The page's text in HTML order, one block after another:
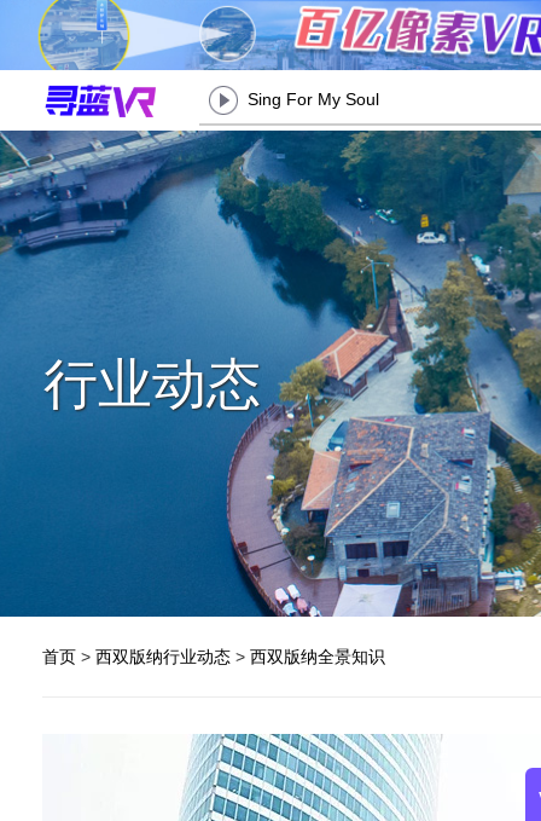
Sing For My Soul
行业动态
首页 > 西双版纳行业动态 > 西双版纳全景知识